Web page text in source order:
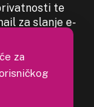
te
za slanje e-
za